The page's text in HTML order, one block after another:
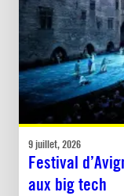
9 juillet, 2026
Festival
aux big tech